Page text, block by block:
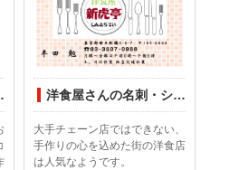
ました 洋食屋さんの名刺・ショップカードをデザインしてみました
大手チェーン店ではできない、
手作りの心を込めた街の洋食店
は人気なようです。